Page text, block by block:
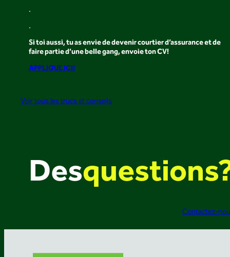
.
.
Si toi aussi, tu as envie de devenir courtier d’assurance et de
faire partie d’une belle gang, envoie ton CV!
APPLIQUE ICI!
Voir tous les trucs et conseils
Des
Contactez-